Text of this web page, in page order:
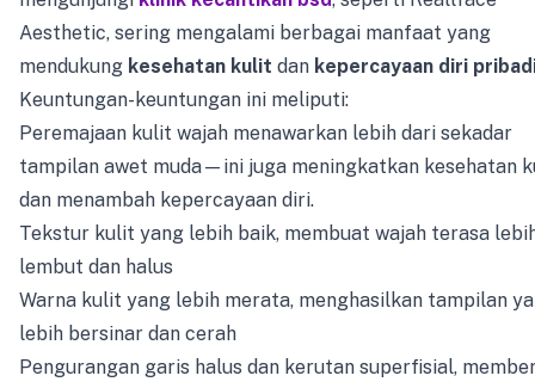
Aesthetic, sering mengalami berbagai manfaat yang
mendukung kesehatan kulit dan kepercayaan diri
Keuntungan-keuntungan ini meliputi:
Peremajaan kulit wajah menawarkan lebih dari sekadar
tampilan awet muda—ini juga meningkatkan kesehatan
dan menambah kepercayaan diri.
Tekstur kulit yang lebih baik, membuat wajah terasa
lembut dan halus
Warna kulit yang lebih merata, menghasilkan tampilan
lebih bersinar dan cerah
Pengurangan garis halus dan kerutan superfisial,